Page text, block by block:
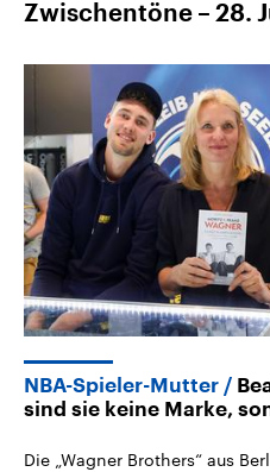
Zwischentöne – 28.
NBA-Spieler-Mutter
sind sie keine Marke,
Die „Wagner Brothers“ aus